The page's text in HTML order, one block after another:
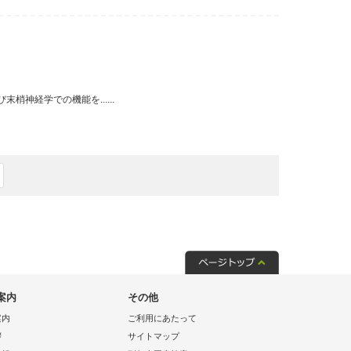
末梢神経学での機能を......
内 その他
ご利用にあたって
サイトマップ